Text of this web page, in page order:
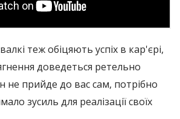
теж обіцяють успіх в кар'єрі,
доведеться ретельно
не прийде до вас сам, потрібно
зусиль для реалізації своїх